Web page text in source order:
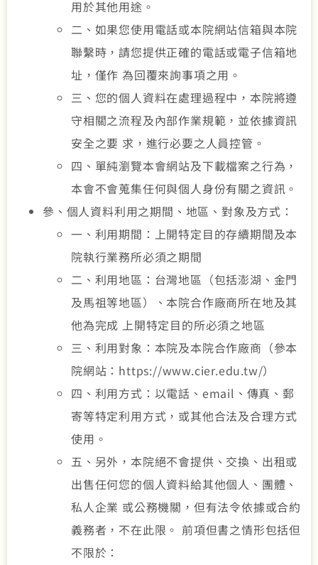
用於其他用途。
二、如果您使用電話或本院網站信箱與本院
聯繫時，請您提供正確的電話或電子信箱地
址，僅作 為回覆來詢事項之用。
三、您的個人資料在處理過程中，本院將遵
守相關之流程及內部作業規範，並依據資訊
安全之要 求，進行必要之人員控管。
四、單純瀏覽本會網站及下載檔案之行為，
本會不會蒐集任何與個人身份有關之資訊。
參、個人資料利用之期間、地區、對象及方式：
一、利用期間：上開特定目的存續期間及本
院執行業務所必須之期間
二、利用地區：台灣地區（包括澎湖、金門
及馬祖等地區）、本院合作廠商所在地及其
他為完成 上開特定目的所必須之地區
三、利用對象：本院及本院合作廠商（參本
院網站：https://www.cier.edu.tw/）
四、利用方式：以電話、email、傳真、郵
寄等特定利用方式，或其他合法及合理方式
使用。
五、另外，本院絕不會提供、交換、出租或
出售任何您的個人資料給其他個人、團體、
私人企業 或公務機關，但有法令依據或合約
義務者，不在此限。 前項但書之情形包括但
不限於：